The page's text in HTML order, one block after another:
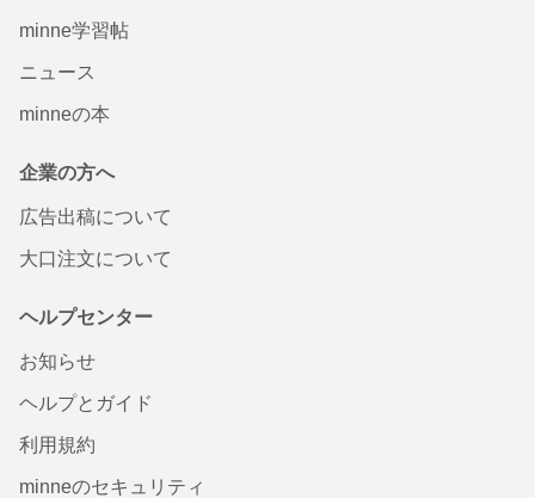
minne学習帖
ニュース
minneの本
企業の方へ
広告出稿について
大口注文について
ヘルプセンター
お知らせ
ヘルプとガイド
利用規約
minneのセキュリティ